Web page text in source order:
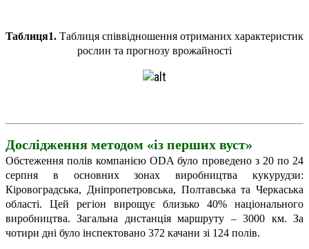
Taблиця1. Таблиця співвідношення отриманих характеристик
рослин та прогнозу врожайності
Дослідження методом «із перших вуст»
Обстеження полів компанією ODA було проведено з 20 по 24
серпня в основних зонах виробництва кукурудзи:
Кіровоградська, Дніпропетровська, Полтавська та Черкаська
області. Цей регіон вирощує близько 40% національного
виробництва. Загальна дистанція маршруту – 3000 км. За
чотири дні було інспектовано 372 качани зі 124 полів.